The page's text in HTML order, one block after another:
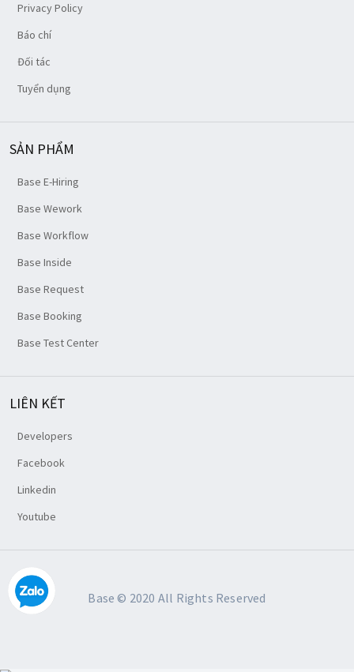
Privacy Policy
Báo chí
Đối tác
Tuyển dụng
SẢN PHẨM
Base E-Hiring
Base Wework
Base Workflow
Base Inside
Base Request
Base Booking
Base Test Center
LIÊN KẾT
Developers
Facebook
Linkedin
Youtube
Base © 2020 All Rights Reserved